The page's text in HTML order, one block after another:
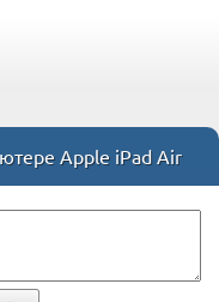
Apple iPad Air